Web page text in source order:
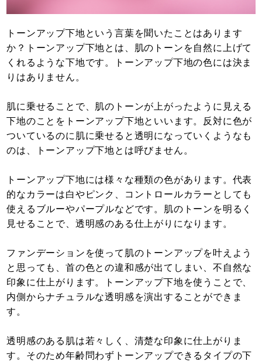
トーンアップ下地という言葉を聞いたことはあります
か？トーンアップ下地とは、肌のトーンを自然に上げて
くれるような下地です。トーンアップ下地の色には決ま
りはありません。
肌に乗せることで、肌のトーンが上がったように見える
下地のことをトーンアップ下地といいます。反対に色が
ついているのに肌に乗せると透明になっていくようなも
のは、トーンアップ下地とは呼びません。
トーンアップ下地には様々な種類の色があります。代表
的なカラーは白やピンク、コントロールカラーとしても
使えるブルーやパープルなどです。肌のトーンを明るく
見せることで、透明感のある仕上がりになります。
ファンデーションを使って肌のトーンアップを叶えよう
と思っても、首の色との違和感が出てしまい、不自然な
印象に仕上がります。トーンアップ下地を使うことで、
内側からナチュラルな透明感を演出することができま
す。
透明感のある肌は若々しく、清楚な印象に仕上がりま
す。そのため年齢問わずトーンアップできるタイプの下